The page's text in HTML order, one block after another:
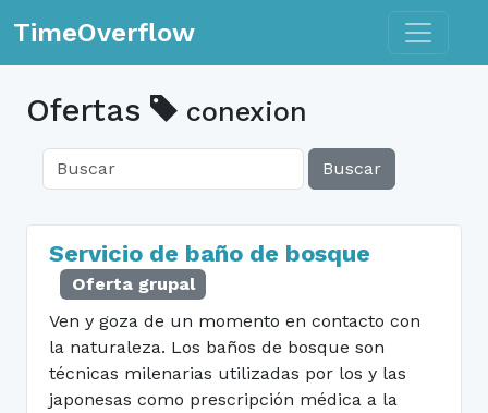
TimeOverflow Toggle
Ofertas conexion
Buscar
Servicio de baño de bosque
Oferta grupal
Ven y goza de un momento en contacto con
la naturaleza. Los baños de bosque son
técnicas milenarias utilizadas por los y las
japonesas como prescripción médica a la